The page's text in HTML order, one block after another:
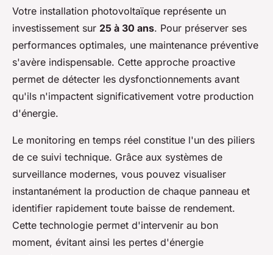
Votre installation photovoltaïque représente un
investissement sur 25 à 30 ans. Pour préserver ses
performances optimales, une maintenance préventive
s'avère indispensable. Cette approche proactive
permet de détecter les dysfonctionnements avant
qu'ils n'impactent significativement votre production
d'énergie.
Le monitoring en temps réel constitue l'un des piliers
de ce suivi technique. Grâce aux systèmes de
surveillance modernes, vous pouvez visualiser
instantanément la production de chaque panneau et
identifier rapidement toute baisse de rendement.
Cette technologie permet d'intervenir au bon
moment, évitant ainsi les pertes d'énergie